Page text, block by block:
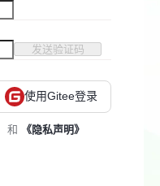
发送验证码
使用Gitee登录
和 《隐私声明》